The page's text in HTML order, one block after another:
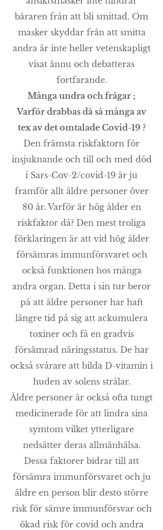
bäraren från att bli smittad. Om
masker skyddar från att smitta
andra är inte heller vetenskapligt
visat ännu och debatteras
fortfarande.
Många undra och frågar ;
Varför drabbas då så många av
tex av det omtalade Covid-19 ?
Den främsta riskfaktorn för
insjuknande och till och med död
i Sars-Cov-2/covid-19 är ju
framför allt äldre personer över
80 år. Varför är hög ålder en
riskfaktor då? Den mest troliga
förklaringen är att vid hög ålder
försämras immunförsvaret och
också funktionen hos många
andra organ. Detta i sin tur beror
på att äldre personer har haft
längre tid på sig att ackumulera
toxiner och få en gradvis
försämrad näringsstatus. De har
också svårare att bilda D-vitamin i
huden av solens strålar.
Äldre personer är också ofta tungt
medicinerade för att lindra sina
symtom vilket ytterligare
nedsätter deras allmänhälsa.
Dessa faktorer bidrar till att
försämra immunförsvaret och ju
äldre en person blir desto större
risk för sämre immunförsvar och
ökad risk för covid och andra